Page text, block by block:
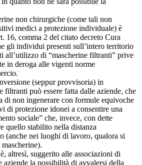
non chirurgiche (come tali non
medici a protezione individuale) è
16, comma 2 del citato decreto Cura
gli individui presenti sull’intero territorio
all’utilizzo di “mascherine filtranti” prive
in deroga alle vigenti norme
(seppur provvisoria) in
filtranti può essere fatta dalle aziende, che
di non ingenerare con formule equivoche
di protezione idonei a consentire una
sociale” che, invece, con dette
quello stabilito nella distanza
(anche nei luoghi di lavoro, qualora si
altresì, suggerito alle associazioni di
aziende la possibilità di avvalersi della